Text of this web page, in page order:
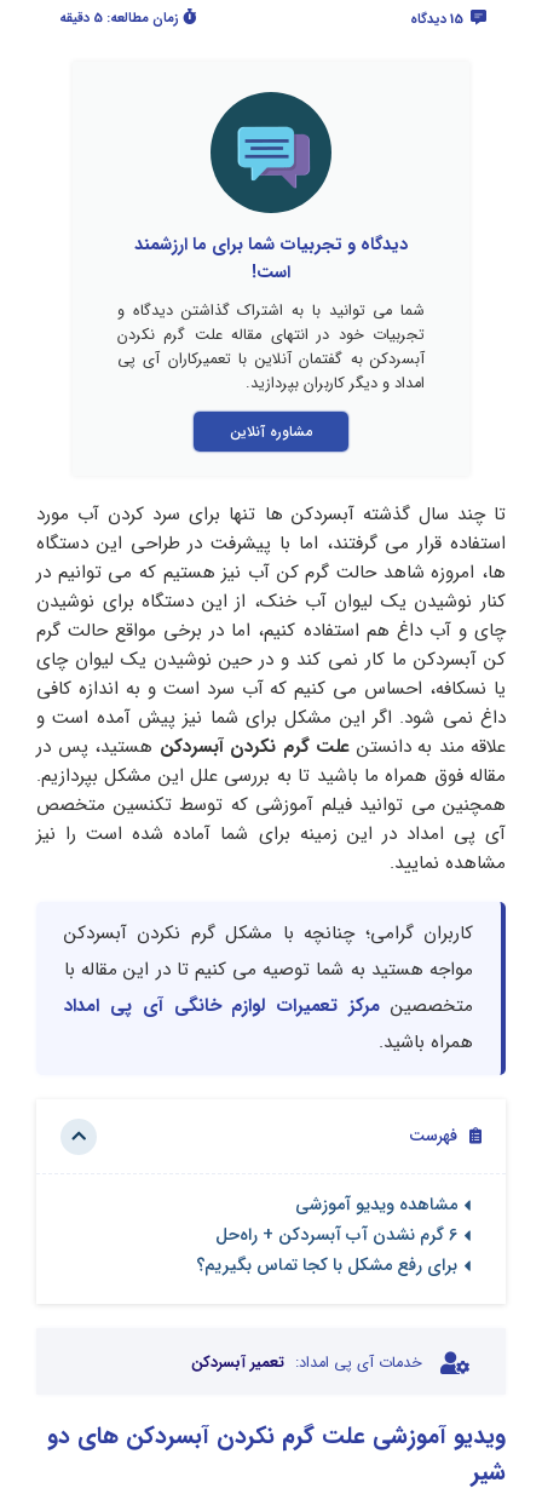
زمان مطالعه: 5 دقیقه
دیدگاه و تجربیات شما برای ما ارزشمند
است!
شما می توانید با به اشتراک گذاشتن دیدگاه و
تجربیات خود در انتهای مقاله علت گرم نکردن
آبسردکن به گفتمان آنلاین با تعمیرکاران آی پی
امداد و دیگر کاربران بپردازید.
مشاوره آنلاین
تا چند سال گذشته آبسردکن ها تنها برای سرد کردن آب مورد
استفاده قرار می گرفتند، اما با پیشرفت در طراحی این دستگاه
ها، امروزه شاهد حالت گرم کن آب نیز هستیم که می توانیم در
کنار نوشیدن یک لیوان آب خنک، از این دستگاه برای نوشیدن
چای و آب داغ هم استفاده کنیم، اما در برخی مواقع حالت گرم
کن آبسردکن ما کار نمی کند و در حین نوشیدن یک لیوان چای
یا نسکافه، احساس می کنیم که آب سرد است و به اندازه کافی
داغ نمی شود. اگر این مشکل برای شما نیز پیش آمده است و
علاقه مند به دانستن علت گرم نکردن آبسردکن هستید، پس در
مقاله فوق همراه ما باشید تا به بررسی علل این مشکل بپردازیم.
همچنین می توانید فیلم آموزشی که توسط تکنسین متخصص
آی پی امداد در این زمینه برای شما آماده شده است را نیز
مشاهده نمایید.
کاربران گرامی؛ چنانچه با مشکل گرم نکردن آبسردکن
مواجه هستید به شما توصیه می کنیم تا در این مقاله با
متخصصین مرکز تعمیرات لوازم خانگی آی پی امداد
همراه باشید.
فهرست
مشاهده ویدیو آموزشی
6 گرم نشدن آب آبسردکن + راه‌حل
برای رفع مشکل با کجا تماس بگیریم؟
خدمات آی پی امداد: تعمیر آبسردکن
ویدیو آموزشی علت گرم نکردن آبسردکن های دو
شیر